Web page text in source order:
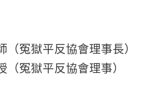
冤獄平反協會理事長）
冤獄平反協會理事）